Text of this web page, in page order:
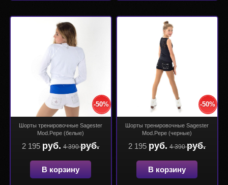
-50%
Шорты тренировочные Sagester
Mod.Pepe (белые)
2 195 руб. 4 390руб.
В корзину
-50%
Шорты тренировочные Sagester
Mod.Pepe (черные)
2 195 руб. 4 390руб.
В корзину